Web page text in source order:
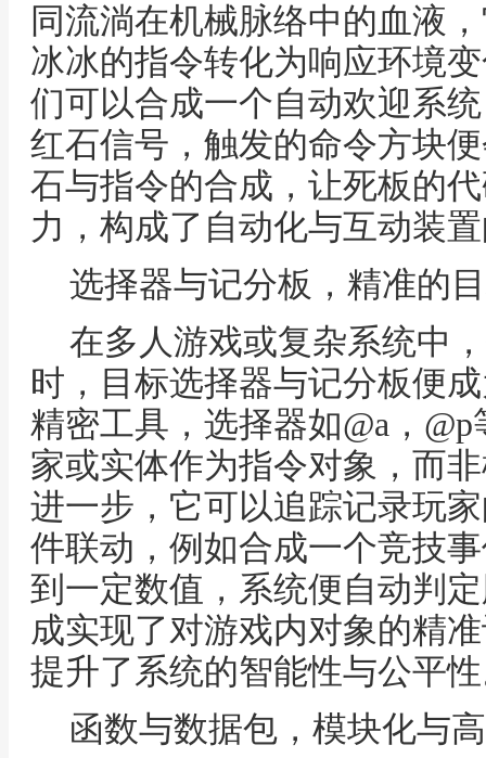
同流淌在机械脉络中的血液
冰冰的指令转化为响应环境
们可以合成一个自动欢迎系
红石信号，触发的命令方块
石与指令的合成，让死板的
力，构成了自动化与互动装
选择器与记分板，精准的
在多人游戏或复杂系统中
时，目标选择器与记分板便
精密工具，选择器如@a，
家或实体作为指令对象，而
进一步，它可以追踪记录玩
件联动，例如合成一个竞技
到一定数值，系统便自动判
成实现了对游戏内对象的精
提升了系统的智能性与公平
函数与数据包，模块化与